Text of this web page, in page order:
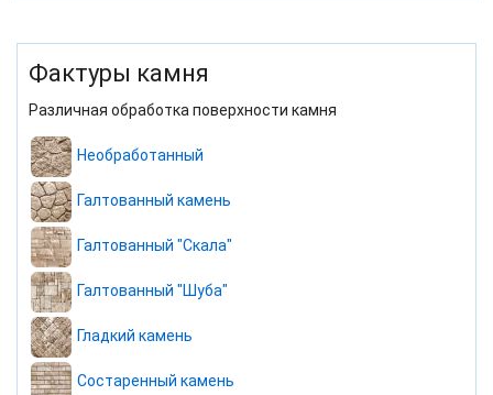
Фактуры камня
Различная обработка поверхности камня
Необработанный
Галтованный камень
Галтованный "Скала"
Галтованный "Шуба"
Гладкий камень
Состаренный камень